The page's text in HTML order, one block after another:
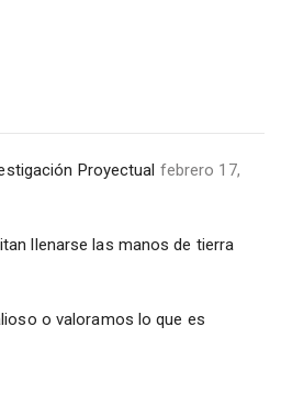
Proyectual febrero 17,
llenarse las manos de tierra
o valoramos lo que es